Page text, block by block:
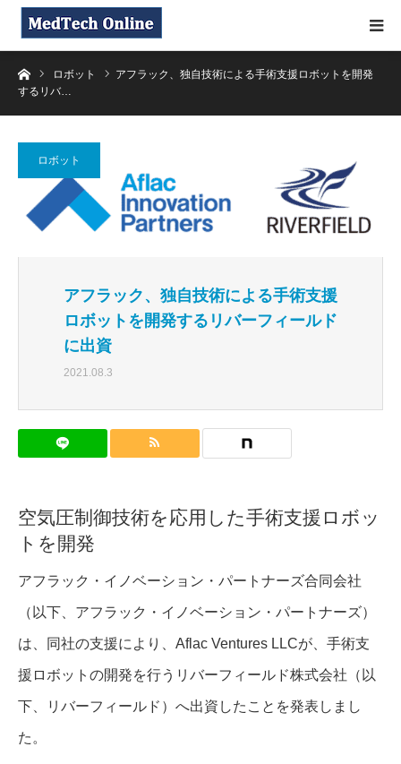
ホームロボット
アフラック、独自技術による手術支援ロボットを開発
するリバ…
ロボット
アフラック、独自技術による手術支援
ロボットを開発するリバーフィールド
に出資
2021.08.3
空気圧制御技術を応用した手術支援ロボッ
トを開発
アフラック・イノベーション・パートナーズ合同会社
（以下、アフラック・イノベーション・パートナーズ）
は、同社の支援により、Aflac Ventures LLCが、手術支
援ロボットの開発を行うリバーフィールド株式会社（以
下、リバーフィールド）へ出資したことを発表しまし
た。